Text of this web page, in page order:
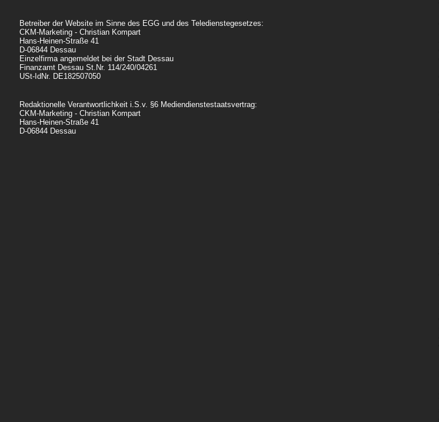
Betreiber der Website im Sinne des EGG und des Teledienstegesetzes:
CKM-Marketing - Christian Kompart
Hans-Heinen-Straße 41
D-06844 Dessau
Einzelfirma angemeldet bei der Stadt Dessau
Finanzamt Dessau St.Nr. 114/240/04261
USt-IdNr. DE182507050
Redaktionelle Verantwortlichkeit i.S.v. §6 Mediendienstestaatsvertrag:
CKM-Marketing - Christian Kompart
Hans-Heinen-Straße 41
D-06844 Dessau